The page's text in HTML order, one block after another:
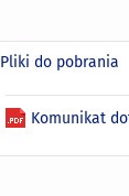
Pliki do pobrania
Komunikat